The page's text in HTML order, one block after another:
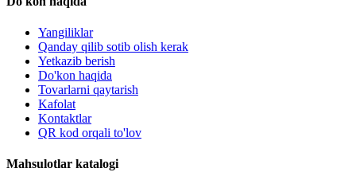
Yangiliklar
Qanday qilib sotib olish kerak
Yetkazib berish
Do'kon haqida
Tovarlarni qaytarish
Kafolat
Kontaktlar
QR kod orqali to'lov
Mahsulotlar katalogi